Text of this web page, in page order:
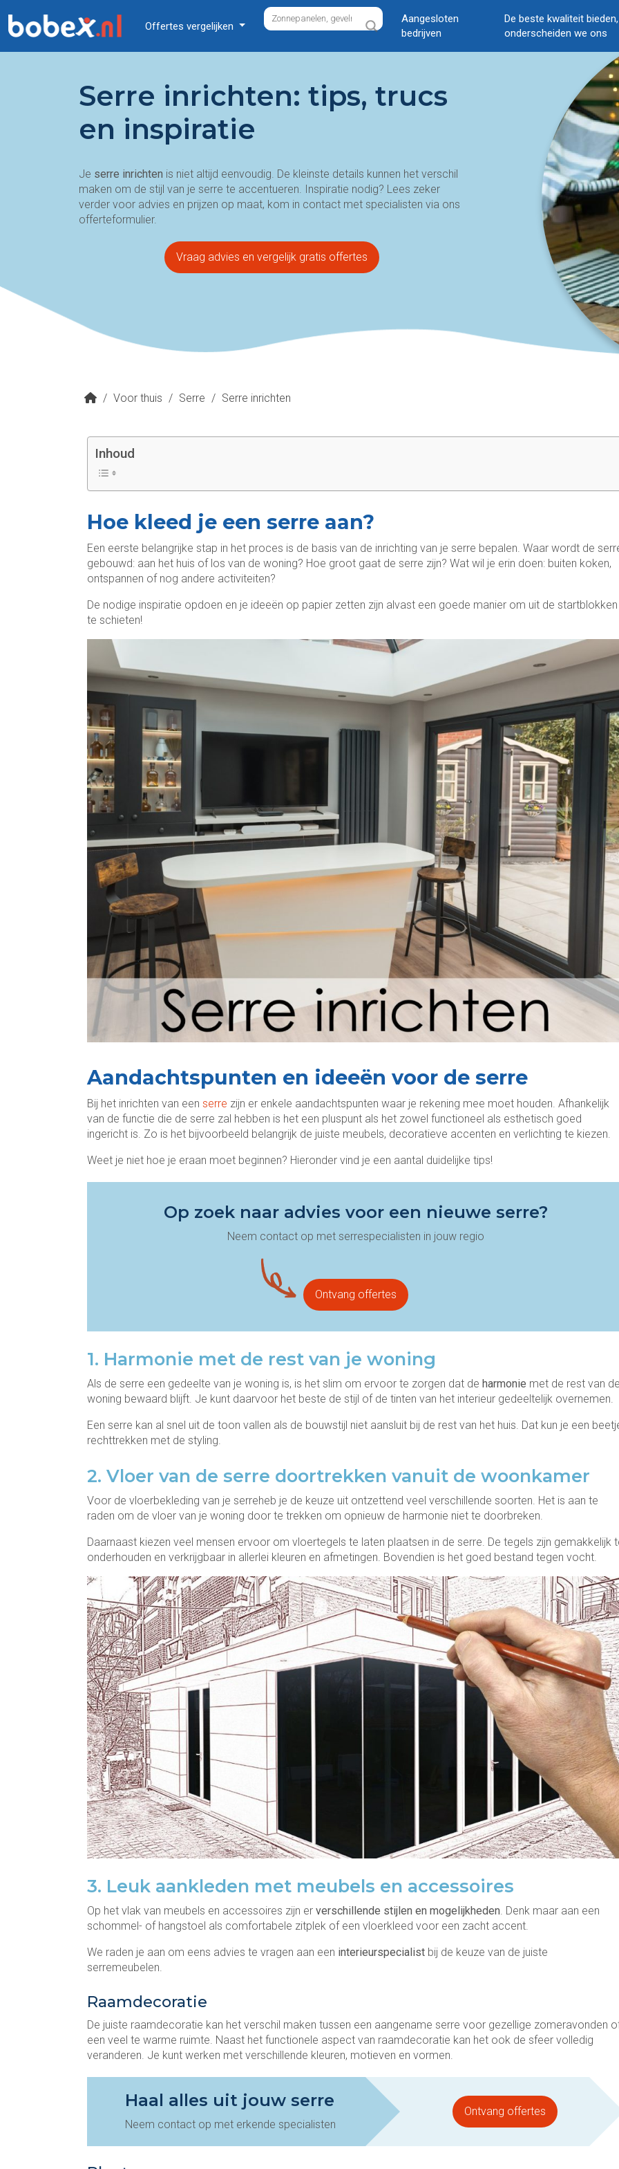
Offertes vergelijken
Aangesloten
bedrijven
De beste kwaliteit
onderscheiden we ons
Serre inrichten: tips, trucs
en inspiratie
Je serre inrichten is niet altijd eenvoudig. De kleinste details kunnen het verschil
maken om de stijl van je serre te accentueren. Inspiratie nodig? Lees zeker
verder voor advies en prijzen op maat, kom in contact met specialisten via ons
offerteformulier.
Vraag advies en vergelijk gratis offertes
/ Voor thuis / Serre / Serre inrichten
Inhoud
Hoe kleed je een serre aan?
Een eerste belangrijke stap in het proces is de basis van de inrichting van je serre bepalen. Waar wordt de
gebouwd: aan het huis of los van de woning? Hoe groot gaat de serre zijn? Wat wil je erin doen: buiten koken,
ontspannen of nog andere activiteiten?
De nodige inspiratie opdoen en je ideeën op papier zetten zijn alvast een goede manier om uit de startblokken
te schieten!
Aandachtspunten en ideeën voor de serre
Bij het inrichten van een serre zijn er enkele aandachtspunten waar je rekening mee moet houden. Afhankelijk
van de functie die de serre zal hebben is het een pluspunt als het zowel functioneel als esthetisch goed
ingericht is. Zo is het bijvoorbeeld belangrijk de juiste meubels, decoratieve accenten en verlichting te kiezen.
Weet je niet hoe je eraan moet beginnen? Hieronder vind je een aantal duidelijke tips!
Op zoek naar advies voor een nieuwe serre?
Neem contact op met serrespecialisten in jouw regio
Ontvang offertes
1. Harmonie met de rest van je woning
Als de serre een gedeelte van je woning is, is het slim om ervoor te zorgen dat de harmonie met de rest van de
woning bewaard blijft. Je kunt daarvoor het beste de stijl of de tinten van het interieur gedeeltelijk overnemen.
Een serre kan al snel uit de toon vallen als de bouwstijl niet aansluit bij de rest van het huis. Dat kun je een
rechttrekken met de styling.
2. Vloer van de serre doortrekken vanuit de woonkamer
Voor de vloerbekleding van je serreheb je de keuze uit ontzettend veel verschillende soorten. Het is aan te
raden om de vloer van je woning door te trekken om opnieuw de harmonie niet te doorbreken.
Daarnaast kiezen veel mensen ervoor om vloertegels te laten plaatsen in de serre. De tegels zijn gemakkelijk
onderhouden en verkrijgbaar in allerlei kleuren en afmetingen. Bovendien is het goed bestand tegen vocht.
3. Leuk aankleden met meubels en accessoires
Op het vlak van meubels en accessoires zijn er verschillende stijlen en mogelijkheden. Denk maar aan een
schommel- of hangstoel als comfortabele zitplek of een vloerkleed voor een zacht accent.
We raden je aan om eens advies te vragen aan een interieurspecialist bij de keuze van de juiste
serremeubelen.
Raamdecoratie
De juiste raamdecoratie kan het verschil maken tussen een aangename serre voor gezellige zomeravonden
een veel te warme ruimte. Naast het functionele aspect van raamdecoratie kan het ook de sfeer volledig
veranderen. Je kunt werken met verschillende kleuren, motieven en vormen.
Haal alles uit jouw serre
Neem contact op met erkende specialisten
Ontvang offertes